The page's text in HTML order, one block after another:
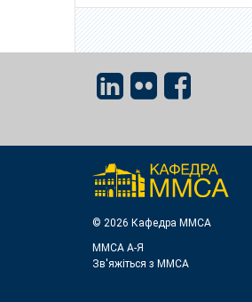
© 2026 Кафедра ММСА
ММСА A-Я
Зв'яжіться з MMСА